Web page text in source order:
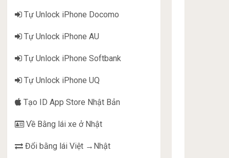
Tự Unlock iPhone Docomo
Tự Unlock iPhone AU
Tự Unlock iPhone Softbank
Tự Unlock iPhone UQ
Tạo ID App Store Nhật Bản
Về Bằng lái xe ở Nhật
Đổi bằng lái Việt →Nhật